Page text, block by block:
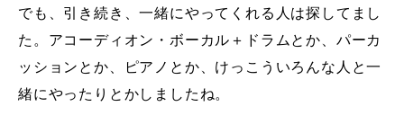
でも、引き続き、一緒にやってくれる人は探してまし
た。アコーディオン・ボーカル＋ドラムとか、パーカ
ッションとか、ピアノとか、けっこういろんな人と一
緒にやったりとかしましたね。